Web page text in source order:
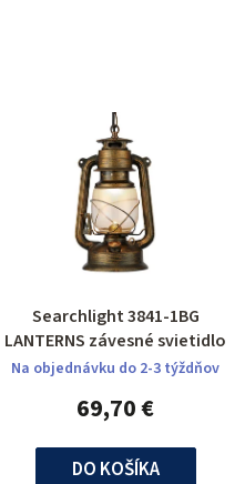
Searchlight 3841-1BG
LANTERNS závesné svietidlo
Na objednávku do 2-3 týždňov
69,70 €
DO KOŠÍKA